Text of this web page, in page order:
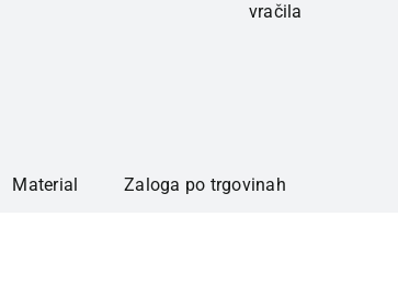
vračila
Material Zaloga po trgovinah